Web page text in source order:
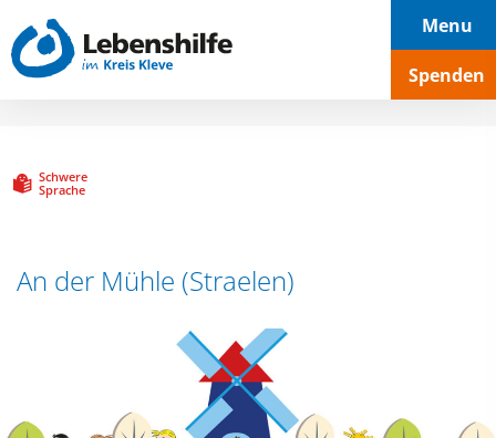
Hauptnavigation Menu
Spenden
Schwere
Sprache
An der Mühle (Straelen)